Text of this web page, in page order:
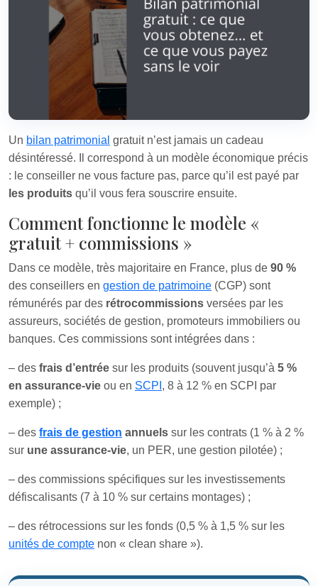
Un bilan patrimonial gratuit n’est jamais un cadeau
désintéressé. Il correspond à un modèle économique précis
: le conseiller ne vous facture pas, parce qu’il est payé par
les produits qu’il vous fera souscrire ensuite.
Comment fonctionne le modèle «
gratuit + commissions »
Dans ce modèle, très majoritaire en France, plus de 90 %
des conseillers en gestion de patrimoine (CGP) sont
rémunérés par des rétrocommissions versées par les
assureurs, sociétés de gestion, promoteurs immobiliers ou
banques. Ces commissions sont intégrées dans :
– des frais d’entrée sur les produits (souvent jusqu’à 5 %
en assurance-vie ou en SCPI , 8 à 12 % en SCPI par
exemple) ;
– des frais de gestion annuels sur les contrats (1 % à 2 %
sur une assurance-vie, un PER, une gestion pilotée) ;
– des commissions spécifiques sur les investissements
défiscalisants (7 à 10 % sur certains montages) ;
– des rétrocessions sur les fonds (0,5 % à 1,5 % sur les
unités de compte non « clean share »).